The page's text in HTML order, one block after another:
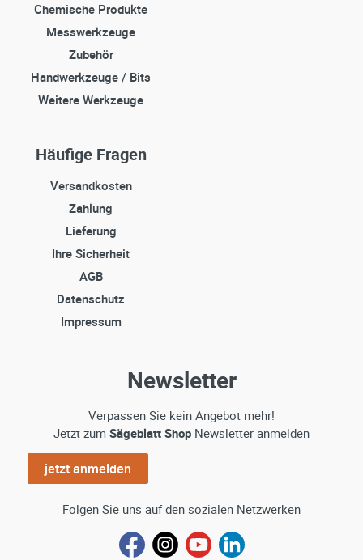
Chemische Produkte
Messwerkzeuge
Zubehör
Handwerkzeuge / Bits
Weitere Werkzeuge
Häufige Fragen
Versandkosten
Zahlung
Lieferung
Ihre Sicherheit
AGB
Datenschutz
Impressum
Newsletter
Verpassen Sie kein Angebot mehr!
Jetzt zum Sägeblatt Shop Newsletter anmelden
jetzt anmelden
Folgen Sie uns auf den sozialen Netzwerken